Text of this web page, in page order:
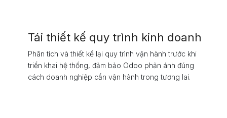
Tái thiết kế quy trình kinh doanh
Phân tích và thiết kế lại quy trình vận hành trước khi
triển khai hệ thống, đảm bảo Odoo phản ánh đúng
cách doanh nghiệp cần vận hành trong tương lai.